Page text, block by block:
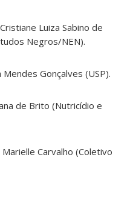
Cristiane Luiza Sabino de
Negros/NEN).
Gonçalves (USP).
de Brito (Nutricídio e
Carvalho (Coletivo